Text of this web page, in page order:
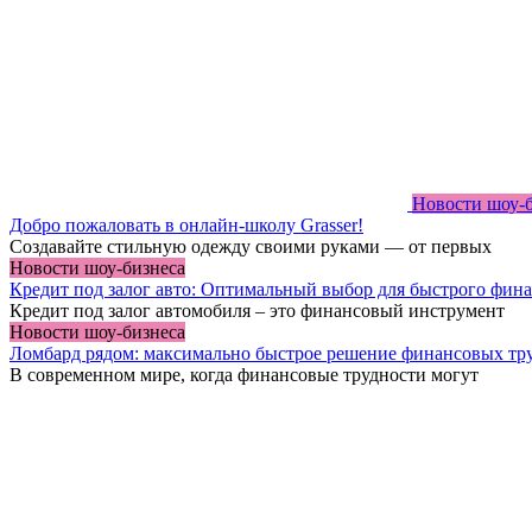
Новости шоу-
Добро пожаловать в онлайн-школу Grasser!
Создавайте стильную одежду своими руками — от первых
Новости шоу-бизнеса
Кредит под залог авто: Оптимальный выбор для быстрого
Кредит под залог автомобиля – это финансовый инструмент
Новости шоу-бизнеса
Ломбард рядом: максимально быстрое решение финансовых
В современном мире, когда финансовые трудности могут